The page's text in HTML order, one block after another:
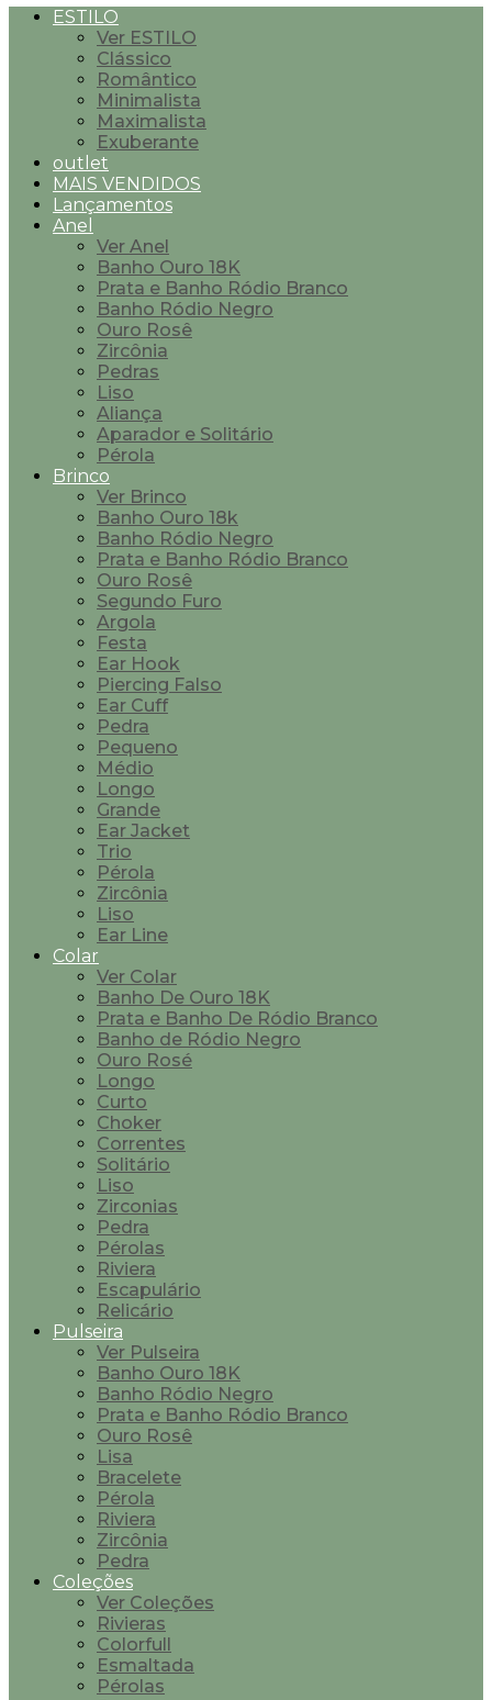
ESTILO
Ver ESTILO
Clássico
Romântico
Minimalista
Maximalista
Exuberante
outlet
MAIS VENDIDOS
Lançamentos
Anel
Ver Anel
Banho Ouro 18K
Prata e Banho Ródio Branco
Banho Ródio Negro
Ouro Rosê
Zircônia
Pedras
Liso
Aliança
Aparador e Solitário
Pérola
Brinco
Ver Brinco
Banho Ouro 18k
Banho Ródio Negro
Prata e Banho Ródio Branco
Ouro Rosê
Segundo Furo
Argola
Festa
Ear Hook
Piercing Falso
Ear Cuff
Pedra
Pequeno
Médio
Longo
Grande
Ear Jacket
Trio
Pérola
Zircônia
Liso
Ear Line
Colar
Ver Colar
Banho De Ouro 18K
Prata e Banho De Ródio Branco
Banho de Ródio Negro
Ouro Rosé
Longo
Curto
Choker
Correntes
Solitário
Liso
Zirconias
Pedra
Pérolas
Riviera
Escapulário
Relicário
Pulseira
Ver Pulseira
Banho Ouro 18K
Banho Ródio Negro
Prata e Banho Ródio Branco
Ouro Rosê
Lisa
Bracelete
Pérola
Riviera
Zircônia
Pedra
Coleções
Ver Coleções
Rivieras
Colorfull
Esmaltada
Pérolas